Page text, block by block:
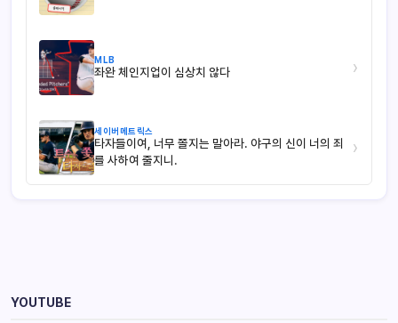
MLB
좌완 체인지업이 심상치 않다 ›
세이버메트릭스
타자들이여, 너무 쫄지는 말아라. 야구의 신이 너의 죄
를 사하여 줄지니.
›
YOUTUBE